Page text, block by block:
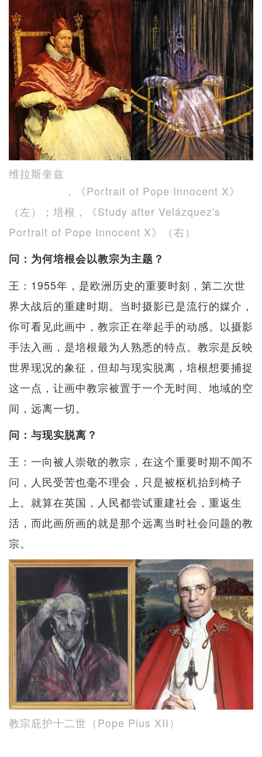
维拉斯奎兹
，《Portrait of Pope Innocent X》
（左）；培根，《Study after Velázquez's
Portrait of Pope Innocent X》（右）
问：为何培根会以教宗为主题？
王：1955年，是欧洲历史的重要时刻，第二次世
界大战后的重建时期。当时摄影已是流行的媒介，
你可看见此画中，教宗正在举起手的动感。以摄影
手法入画，是培根最为人熟悉的特点。教宗是反映
世界现况的象征，但却与现实脱离，培根想要捕捉
这一点，让画中教宗被置于一个无时间、地域的空
间，远离一切。
问：与现实脱离？
王：一向被人崇敬的教宗，在这个重要时期不闻不
问，人民受苦也毫不理会，只是被枢机抬到椅子
上。就算在英国，人民都尝试重建社会，重返生
活，而此画所画的就是那个远离当时社会问题的教
宗。
教宗庇护十二世（Pope Pius XII）